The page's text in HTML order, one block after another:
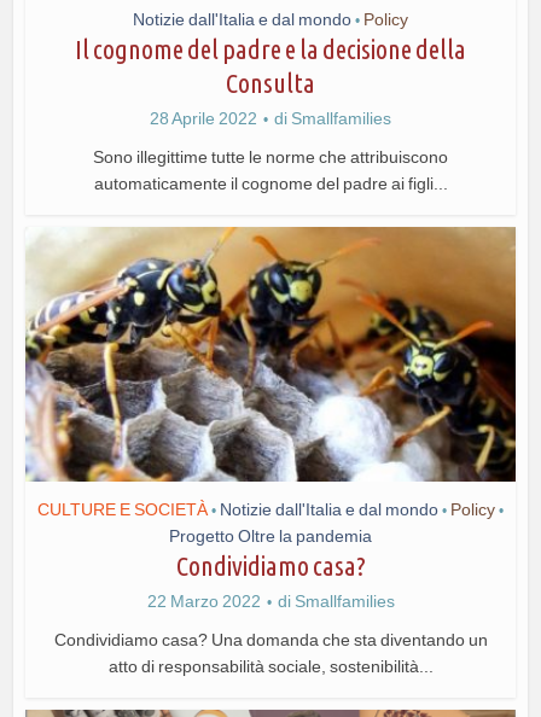
Notizie dall'Italia e dal mondo • Policy
Il cognome del padre e la decisione della
Consulta
28 Aprile 2022 di Smallfamilies
Sono illegittime tutte le norme che attribuiscono
automaticamente il cognome del padre ai figli...
CULTURE E SOCIETÀ • Notizie dall'Italia e dal mondo • Policy •
Progetto Oltre la pandemia
Condividiamo casa?
22 Marzo 2022 di Smallfamilies
Condividiamo casa? Una domanda che sta diventando un
atto di responsabilità sociale, sostenibilità...